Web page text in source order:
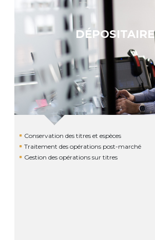
DÉPOSITAIRE
Conservation des titres et espèces
Traitement des opérations post-marché
Gestion des opérations sur titres